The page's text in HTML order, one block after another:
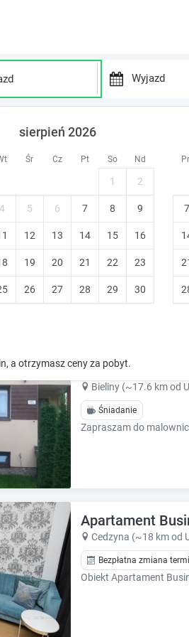
d
w
a
e
y
t
o
i
c
t
w
i
t
Śr Cz Pt So Nd
sierpień 2026
1 2
4 5 6 7 8 9
12 13 14 15 16
19 20 21 22 23
26 27 28 29 30
7
a otrzymasz ceny za pobyt.
Pyzówka raj dla
Raków (~9 km od
Śniadanie
Porąbki 111a
Bieliny (~17.6 km od
Śniadanie
Apartament
Cedzyna (~18 km od
Bezpłatna zmiana